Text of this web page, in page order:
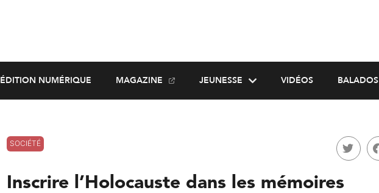
ÉDITION NUMÉRIQUE MAGAZINE JEUNESSE VIDÉOS BALADOS
SOCIÉTÉ
Inscrire l’Holocauste dans les mémoires